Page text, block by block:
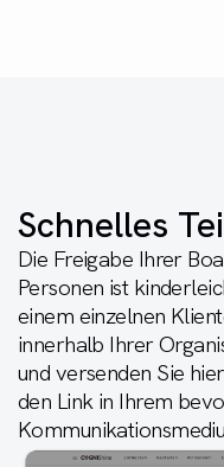
Schnelles
Die Freigabe Ihrer
Personen ist
einem einzelnen
innerhalb Ihrer
und versenden Sie
den Link in Ihrem